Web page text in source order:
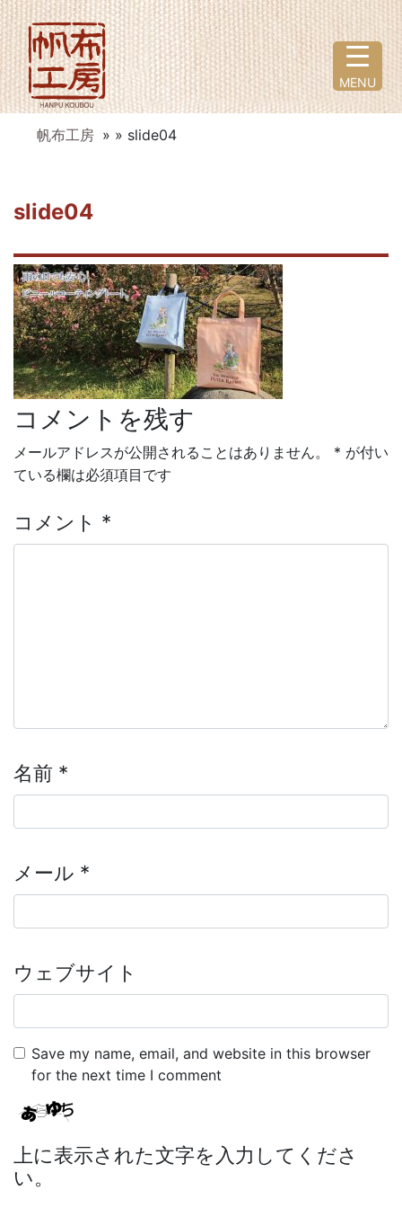
帆布工房 » » slide04
slide04
投稿ナビゲーション
コメントを残す
メールアドレスが公開されることはありません。 * が付い
ている欄は必須項目です
コメント *
名前 *
メール *
ウェブサイト
Save my name, email, and website in this browser
for the next time I comment
上に表示された文字を入力してくださ
い。
MENU